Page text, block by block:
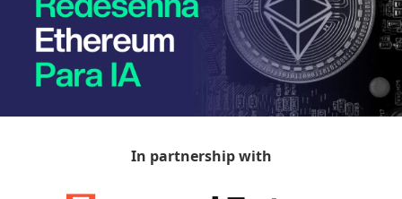
In partnership with